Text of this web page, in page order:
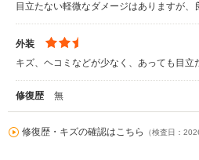
目立たない軽微なダメージはありますが、
外装
キズ、ヘコミなどが少なく、あっても目立
修復歴 無
修復歴・キズの確認はこちら （検査日：